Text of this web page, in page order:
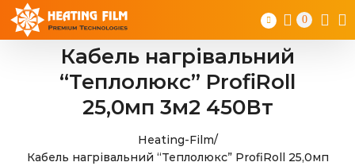
Skip
0
Кабель нагрівальний
“Теплолюкс” ProfiRoll
25,0мп 3м2 450Вт
Heating-Film/
Кабель нагрівальний “Теплолюкс” ProfiRoll 25,0мп